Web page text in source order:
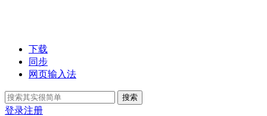
下载
同步
网页输入法
搜索
登录注册